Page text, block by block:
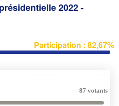
2022 -
Participation : 82,67%
87 votants